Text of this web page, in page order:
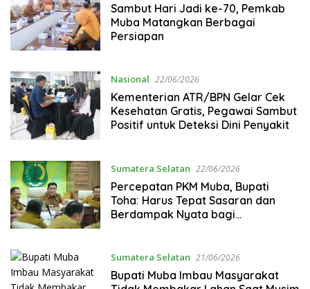
Sambut Hari Jadi ke-70, Pemkab
Muba Matangkan Berbagai
Persiapan
Nasional 22/06/2026
Kementerian ATR/BPN Gelar Cek
Kesehatan Gratis, Pegawai Sambut
Positif untuk Deteksi Dini Penyakit
Sumatera Selatan 22/06/2026
Percepatan PKM Muba, Bupati
Toha: Harus Tepat Sasaran dan
Berdampak Nyata bagi
Sumatera Selatan 21/06/2026
Bupati Muba Imbau Masyarakat